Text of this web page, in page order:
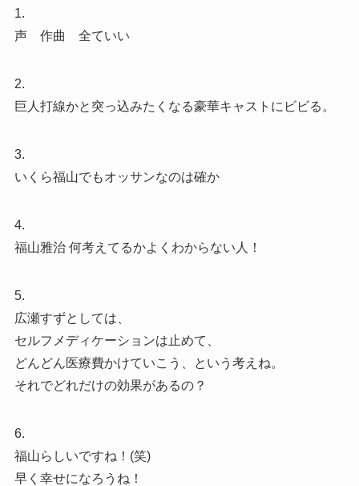
1.
声 作曲 全ていい
2.
巨人打線かと突っ込みたくなる豪華キャストにビビる。
3.
いくら福山でもオッサンなのは確か
4.
福山雅治 何考えてるかよくわからない人！
5.
広瀬すずとしては、
セルフメディケーションは止めて、
どんどん医療費かけていこう、という考えね。
それでどれだけの効果があるの？
6.
福山らしいですね！(笑)
早く幸せになろうね！